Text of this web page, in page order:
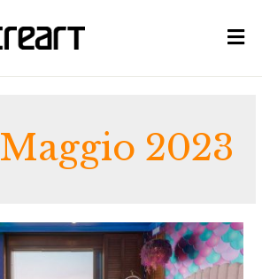
Maggio 2023